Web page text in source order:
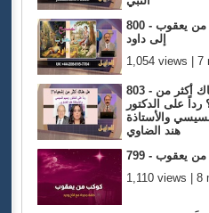
1,077 views | 7 months ago
800 - المسيح من يعقوب
إلى داود
1,054 views | 7
803 - هل هناك أكثر من
رداً على الدكتور
والأستاذة
هند الضاوي
1,026 views | 7 months ago
من يعقوب
1,110 views | 8